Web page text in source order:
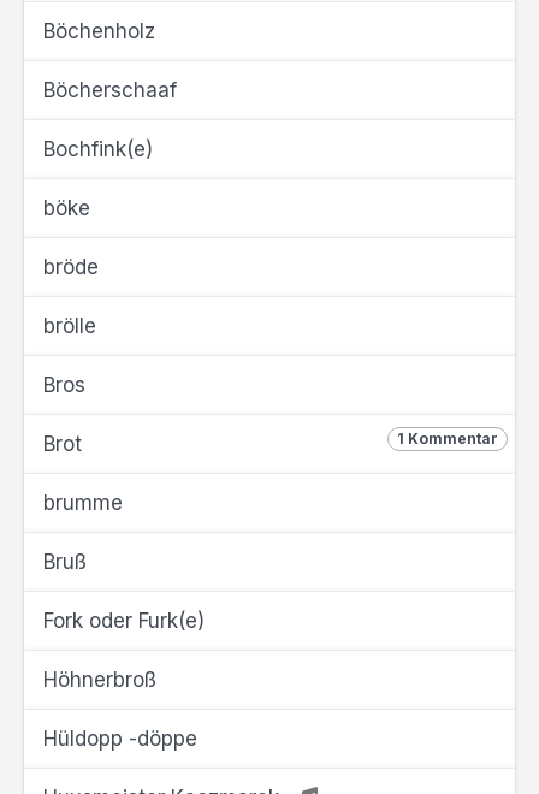
Böchenholz
Böcherschaaf
Bochfink(e)
böke
bröde
brölle
Bros
1 Kommentar
Brot
brumme
Bruß
Fork oder Furk(e)
Höhnerbroß
Hüldopp -döppe